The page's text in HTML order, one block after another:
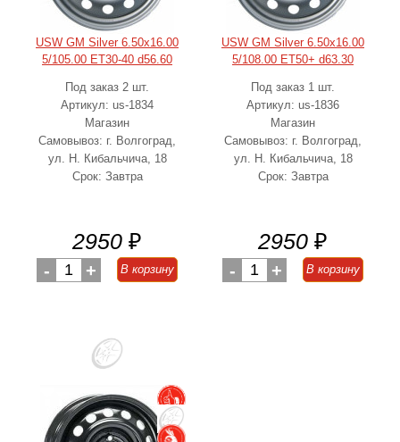
USW GM Silver 6.50x16.00
5/105.00 ET30-40 d56.60
Под заказ 2 шт.
Артикул: us-1834
Магазин
Самовывоз: г. Волгоград,
ул. Н. Кибальчича, 18
Срок: Завтра
2950 ₽
- 1 + В корзину
USW GM Silver 6.50x16.00
5/108.00 ET50+ d63.30
Под заказ 1 шт.
Артикул: us-1836
Магазин
Самовывоз: г. Волгоград,
ул. Н. Кибальчича, 18
Срок: Завтра
2950 ₽
- 1 + В корзину